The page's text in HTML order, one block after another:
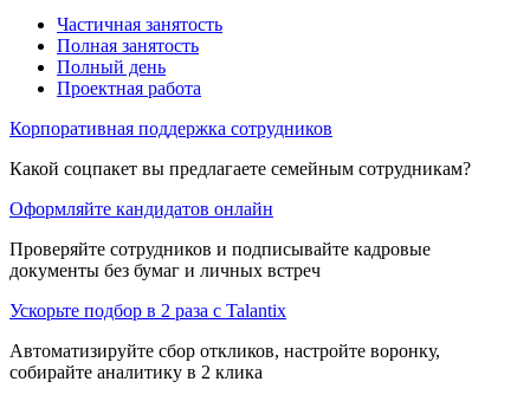
Частичная занятость
Полная занятость
Полный день
Проектная работа
Корпоративная поддержка сотрудников
Какой соцпакет вы предлагаете семейным сотрудникам?
Оформляйте кандидатов онлайн
Проверяйте сотрудников и подписывайте кадровые
документы без бумаг и личных встреч
Ускорьте подбор в 2 раза с Talantix
Автоматизируйте сбор откликов, настройте воронку,
собирайте аналитику в 2 клика